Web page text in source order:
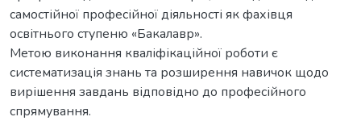
самостійної професійної діяльності як фахівця
освітнього ступеню «Бакалавр».
Метою виконання кваліфікаційної роботи є
систематизація знань та розширення навичок щодо
вирішення завдань відповідно до професійного
спрямування.